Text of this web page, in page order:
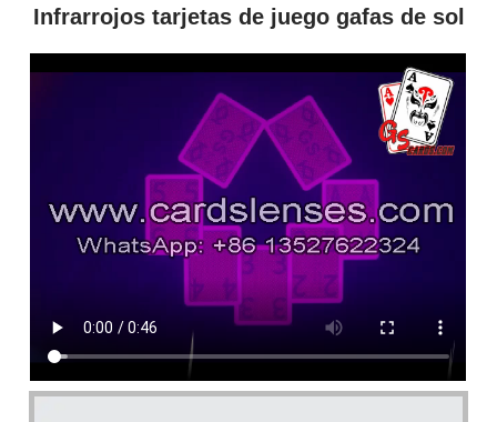
Infrarrojos tarjetas de juego gafas de sol